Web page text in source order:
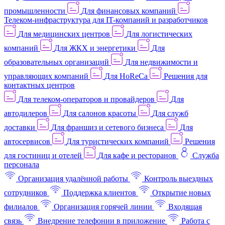
промышленности
Для финансовых компаний
Телеком-инфраструктура для IT-компаний и разработчиков
Для медицинских центров
Для логистических
компаний
Для ЖКХ и энергетики
Для
образовательных организаций
Для недвижимости и
управляющих компаний
Для HoReCa
Решения для
контактных центров
Для телеком-операторов и провайдеров
Для
автодилеров
Для салонов красоты
Для служб
доставки
Для франшиз и сетевого бизнеса
Для
автосервисов
Для туристических компаний
Решения
для гостиниц и отелей
Для кафе и ресторанов
Служба
персонала
Организация удалённой работы
Контроль выездных
сотрудников
Поддержка клиентов
Открытие новых
филиалов
Организация горячей линии
Входящая
связь
Внедрение телефонии в приложение Работа с